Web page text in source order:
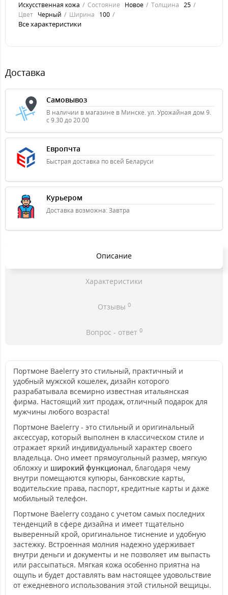
Искусственная кожа
Состояние Новое Толщина 25
Цвет Черный Ширина 100
Все характеристики
Доставка
Самовывоз
В наличии в магазине в Минске. ул. Урожайная дом 9.
с 9.30 до 20.00
Европчта
Быстрая доставка по всей Беларуси
Курьером
Доставка возможна: Завтра
Описание
Характеристики
Отзывы 0
Вопрос - ответ 0
Портмоне Baelerry это стильный, практичный и
удобный мужской кошелек, дизайн которого
разрабатывала всемирно известная итальянская
фирма. Настоящий хит продаж, отличный подарок для
мужчины любого возраста!
Портмоне Baelerry - это стильный и оригинальный
аксессуар, который выполнен в классическом стиле и
отражает яркий индивидуальный характер своего
владельца. Оно имеет прямоугольный размер, мягкую
обложку и широкий функционал, благодаря чему
внутри помещаются купюры, банковские карты,
водительские права, паспорт, кредитные карты и даже
мобильный телефон.
Портмоне Baelerry создано с учетом самых последних
тенденций в сфере дизайна и имеет тщательно
выверенный крой, оригинальное тиснение и удобную
застежку. Встроенная молния надежно удерживает
внутри деньги и документы и не позволяет им выпасть
или рассыпаться. Мягкая кожа особенно приятна на
ощупь и будет доставлять вам настоящее удовольствие
от ежедневного использования этой стильной вещицы.